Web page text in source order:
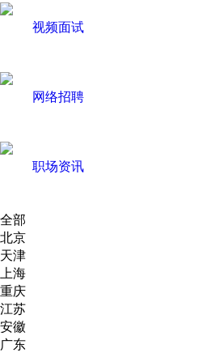
视频面试
网络招聘
职场资讯
全部
北京
天津
上海
重庆
江苏
安徽
广东